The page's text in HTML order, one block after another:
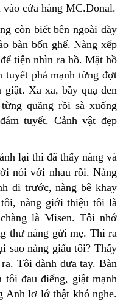
cửa hàng MC.Donal.
còn biết bên ngoài đầy
bàn bốn ghế. Nàng xếp
tiện nhìn ra hồ. Mặt hồ
tuyết phả mạnh từng đợt
Xa xa, bầy quạ đen
quãng rồi sà xuống
tuyết. Cảnh vật đẹp
lại thì đã thấy nàng và
nói với nhau rồi. Nàng
đi trước, nàng bê khay
nàng giới thiệu tôi là
là Misen. Tôi nhớ
thư nàng gửi mẹ. Thì ra
sao nàng giấu tôi? Thấy
Tôi đành đưa tay. Bàn
tôi đau điếng, giật mạnh
Anh lơ lớ thật khó nghe.